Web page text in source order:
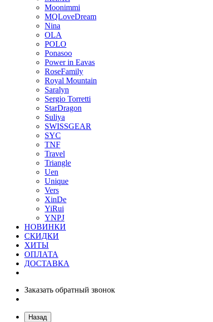
Moonimmi
MQLoveDream
Nina
OLA
POLO
Ponasoo
Power in Eavas
RoseFamily
Royal Mountain
Saralyn
Sergio Torretti
StarDragon
Suliya
SWISSGEAR
SYC
TNF
Travel
Triangle
Uen
Unique
Vers
XinDe
YiRui
YNPJ
НОВИНКИ
СКИДКИ
ХИТЫ
ОПЛАТА
ДОСТАВКА
Заказать обратный звонок
Назад